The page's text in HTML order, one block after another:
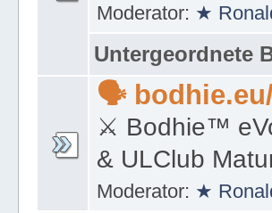
https://
Moderator:★
Untergeordnete
🗣
⚔ Bodhie™
& ULClub